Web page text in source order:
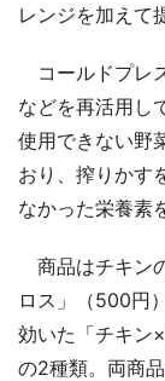
レンジを加えて
コールドプレ
などを再活用し
使用できない野
おり、搾りかす
なかった栄養素
商品はチキン
ロス」（500円
効いた「チキン
の2種類。両商